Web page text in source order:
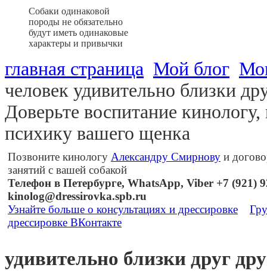
Собаки одинаковой
породы не обязательно
будут иметь одинаковые
характеры и привычки
главная страница Мой блог
человек удивительно близки
Доверьте воспитание
психику вашего щенка
Позвоните кинологу Александру Смирнову и
занятий с вашей собакой
Телефон в Петербурге, WhatsApp, Viber +7 (921)
kinolog@dressirovka.spb.ru
Узнайте больше о консультациях и дрессировке
дрессировке ВКонтакте
удивительно близки друг